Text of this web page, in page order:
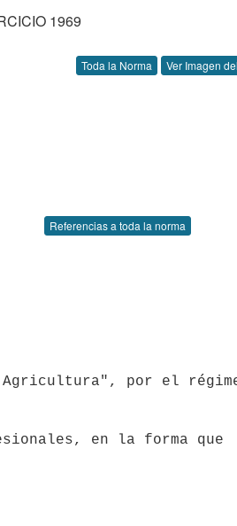
1969
Toda la Norma Ver Imagen
Referencias a toda la norma
Agricultura", por el
en la forma que